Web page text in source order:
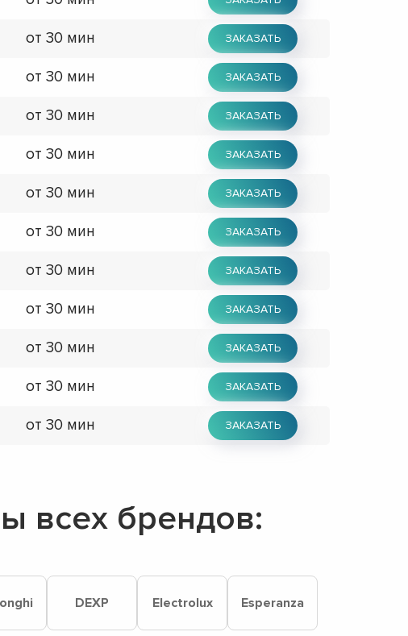
от 30 мин ЗАКАЗАТЬ
от 30 мин ЗАКАЗАТЬ
от 30 мин ЗАКАЗАТЬ
от 30 мин ЗАКАЗАТЬ
от 30 мин ЗАКАЗАТЬ
от 30 мин ЗАКАЗАТЬ
от 30 мин ЗАКАЗАТЬ
от 30 мин ЗАКАЗАТЬ
от 30 мин ЗАКАЗАТЬ
от 30 мин ЗАКАЗАТЬ
от 30 мин ЗАКАЗАТЬ
всех брендов:
DEXP Electrolux Esperanza